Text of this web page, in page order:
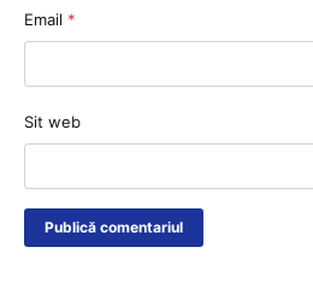
Email *
Sit web